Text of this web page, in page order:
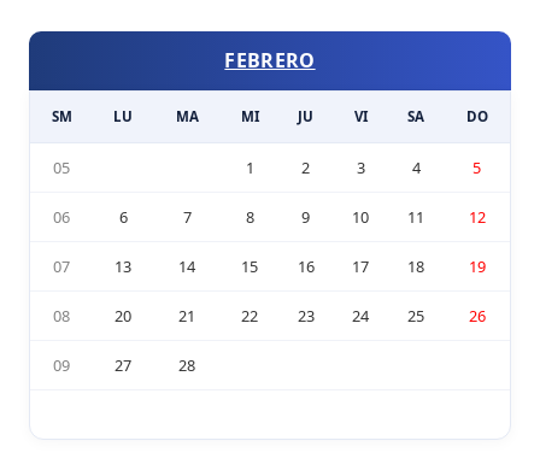
FEBRERO
SM LU MA MI JU VI SA DO
05 1 2 3 4 5
06 6 7 8 9 10 11 12
07 13 14 15 16 17 18 19
08 20 21 22 23 24 25 26
09 27 28